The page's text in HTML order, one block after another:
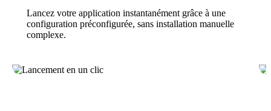
Lancez votre application instantanément grâce à une
configuration préconfigurée, sans installation manuelle
complexe.